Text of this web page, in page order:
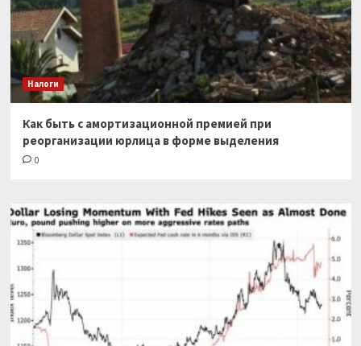
Налоги
Как быть с амортизационной премией при
реорганизации юрлица в форме выделения
0